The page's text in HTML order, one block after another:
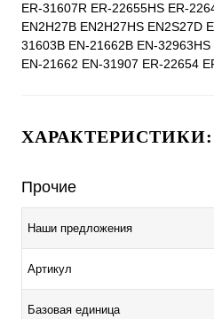
ER-31607R ER-22655HS ER-
EN2H27B EN2H27HS EN2S27D
31603B EN-21662B EN-
EN-21662 EN-31907 ER-22654
ХАРАКТЕРИСТИКИ:
Прочие
Наши предложения
Артикул
Базовая единица